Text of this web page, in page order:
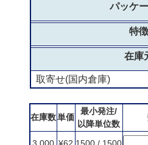
パッケ
特徴
在庫
取寄せ(国内倉庫)
在庫数単価
最小発注/
以降単位数